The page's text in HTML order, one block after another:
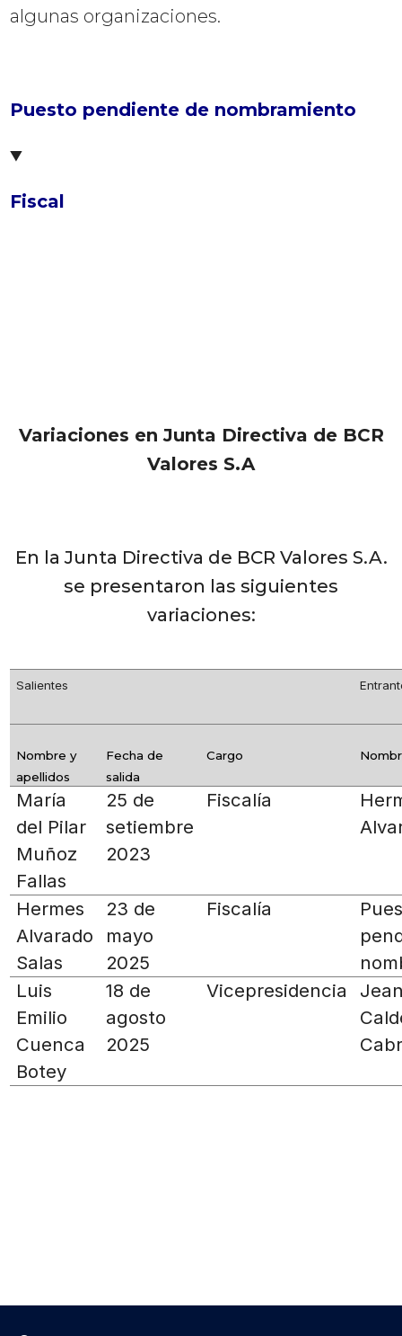
algunas organizaciones.
Puesto pendiente de nombramiento
Fiscal
Variaciones en Junta Directiva de BCR
Valores S.A
En la Junta Directiva de BCR Valores S.A.
se presentaron las siguientes
variaciones:
Salientes
Nombre y
apellidos
Fecha de
salida
Cargo
María
del Pilar
Muñoz
Fallas
25 de
setiembre
2023
Fiscalía
Hermes
Alvarado
Salas
23 de
mayo
2025
Fiscalía
Luis
Emilio
Cuenca
Botey
18 de
agosto
2025
Vicepresidencia